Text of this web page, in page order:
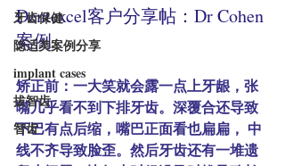
牙齿保健
隐适美案例分享
implant cases
拔智齿
智齿
Dentexcel客户分享帖：Dr Cohen
案例
矫正前：一大笑就会露一点上牙龈，张
嘴几乎看不到下排牙齿。深覆合还导致
下巴有点后缩，嘴巴正面看也扁扁， 中
线不齐导致脸歪。然后牙齿还有一堆遗